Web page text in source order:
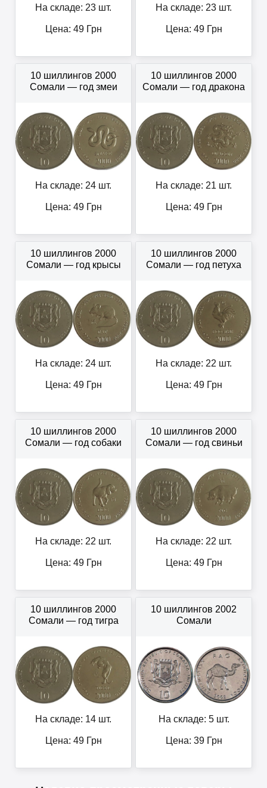
На складе: 23 шт.
Цена: 49Грн
На складе: 23 шт.
Цена: 49Грн
10 шиллингов 2000
Сомали — год змеи
На складе: 24 шт.
Цена: 49Грн
10 шиллингов 2000
Сомали — год дракона
На складе: 21 шт.
Цена: 49Грн
10 шиллингов 2000
Сомали — год крысы
На складе: 24 шт.
Цена: 49Грн
10 шиллингов 2000
Сомали — год петуха
На складе: 22 шт.
Цена: 49Грн
10 шиллингов 2000
Сомали — год собаки
На складе: 22 шт.
Цена: 49Грн
10 шиллингов 2000
Сомали — год свиньи
На складе: 22 шт.
Цена: 49Грн
10 шиллингов 2000
Сомали — год тигра
На складе: 14 шт.
Цена: 49Грн
10 шиллингов 2002
Сомали
На складе: 5 шт.
Цена: 39Грн